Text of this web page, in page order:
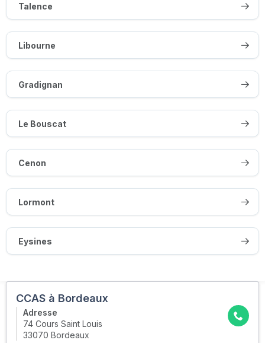
Talence
Libourne
Gradignan
Le Bouscat
Cenon
Lormont
Eysines
CCAS à Bordeaux
Adresse
74 Cours Saint Louis
33070 Bordeaux